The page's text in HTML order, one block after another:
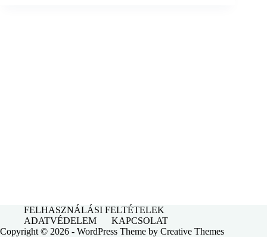
FELHASZNÁLÁSI FELTÉTELEK
ADATVÉDELEM
KAPCSOLAT
Copyright © 2026 - WordPress Theme by Creative Themes